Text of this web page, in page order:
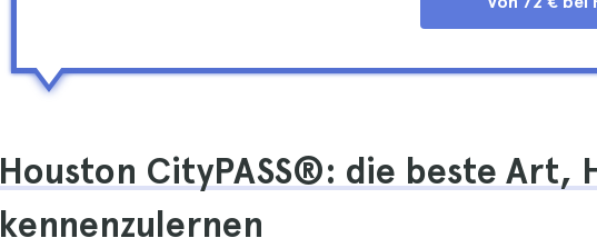
Houston CityPASS®: die beste Art,
kennenzulernen